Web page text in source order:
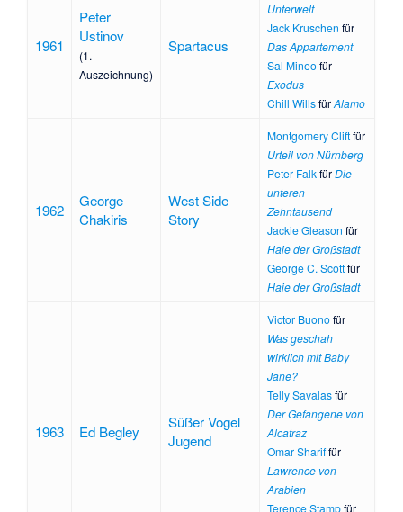
1961
Peter
Ustinov
(1.
Auszeichnung)
Spartacus
Unterwelt
Jack Kruschen für
Das Appartement
Sal Mineofür
Exodus
Chill WillsfürAlamo
1962
George
Chakiris
West Side
Story
Montgomery Cliftfür
Urteil von Nürnberg
Peter FalkfürDie
unteren
Zehntausend
Jackie Gleason für
Haie der Großstadt
George C. Scottfür
Haie der Großstadt
1963 Ed Begley
Süßer Vogel
Jugend
Victor Buonofür
Was geschah
wirklich mit Baby
Jane?
Telly Savalasfür
Der Gefangene von
Alcatraz
Omar Shariffür
Lawrence von
Arabien
Terence Stampfür